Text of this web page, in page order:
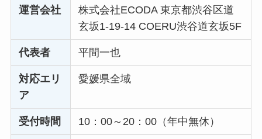
運営会社
株式会社ECODA 東京都渋谷区道
玄坂1-19-14 COERU渋谷道玄坂5F
代表者 平間一也
対応エリ
ア
愛媛県全域
受付時間 10：00～20：00（年中無休）